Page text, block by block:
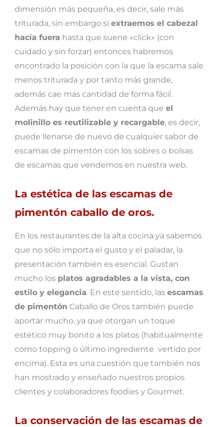
dimensión más pequeña, es decir, sale más
triturada, sin embargo si extraemos el cabezal
hacía fuera hasta que suene «click» (con
cuidado y sin forzar) entonces habremos
encontrado la posición con la que la escama sale
menos triturada y por tanto más grande,
además cae más cantidad de forma fácil.
Además hay que tener en cuenta que el
molinillo es reutilizable y recargable, es decir,
puede llenarse de nuevo de cualquier sabor de
escamas de pimentón con los sobres o bolsas
de escamas que vendemos en nuestra web.
La estética de las escamas de
pimentón caballo de oros.
En los restaurantes de la alta cocina ya sabemos
que no sólo importa el gusto y el paladar, la
presentación también es esencial. Gustan
mucho los platos agradables a la vista, con
estilo y elegancia. En este sentido, las escamas
de pimentón Caballo de Oros también puede
aportar mucho, ya que otorgan un toque
estético muy bonito a los platos (habitualmente
como topping o último ingrediente vertido por
encima). Esta es una cuestión que también nos
han mostrado y enseñado nuestros propios
clientes y colaboradores foodies y Gourmet.
La conservación de las escamas de